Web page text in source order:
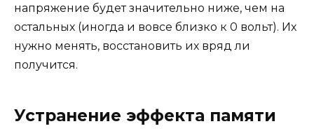
напряжение будет значительно ниже, чем на
остальных (иногда и вовсе близко к 0 вольт). Их
нужно менять, восстановить их вряд ли
получится.
Устранение эффекта памяти